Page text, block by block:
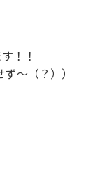
！！
～（？））